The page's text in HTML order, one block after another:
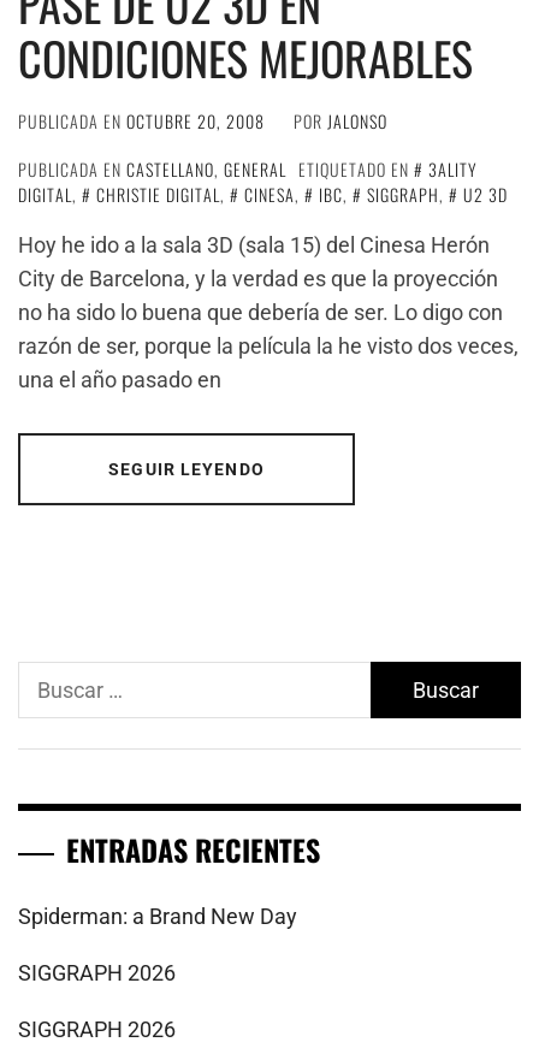
CONDICIONES MEJORABLES
PUBLICADA EN OCTUBRE 20, 2008 POR JALONSO
PUBLICADA EN CASTELLANO, GENERAL ETIQUETADO EN
3ALITY
DIGITAL, CHRISTIE DIGITAL, CINESA, IBC, SIGGRAPH,
U2 3D
Hoy he ido a la sala 3D (sala 15) del Cinesa Herón
City de Barcelona, y la verdad es que la proyección
no ha sido lo buena que debería de ser. Lo digo con
razón de ser, porque la película la he visto dos veces,
una el año pasado en
SEGUIR LEYENDO
Buscar:
ENTRADAS RECIENTES
Spiderman: a Brand New Day
SIGGRAPH 2026
SIGGRAPH 2026